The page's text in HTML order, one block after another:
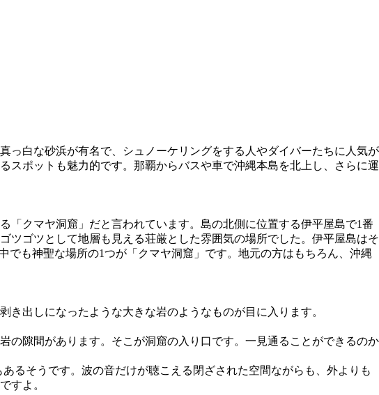
っ白な砂浜が有名で、シュノーケリングをする人やダイバーたちに人気が
スポットも魅力的です。那覇からバスや車で沖縄本島を北上し、さらに運
「クマヤ洞窟」だと言われています。島の北側に位置する伊平屋島で1番
ゴツとして地層も見える荘厳とした雰囲気の場所でした。伊平屋島はそ
でも神聖な場所の1つが「クマヤ洞窟」です。地元の方はもちろん、沖縄
出しになったような大きな岩のようなものが目に入ります。
の隙間があります。そこが洞窟の入り口です。一見通ることができるのか
るそうです。波の音だけが聴こえる閉ざされた空間ながらも、外よりも
すよ。